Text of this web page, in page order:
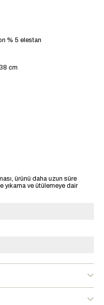
% 5 elestan
cm
ürünü daha uzun süre
yıkama ve ütülemeye dair